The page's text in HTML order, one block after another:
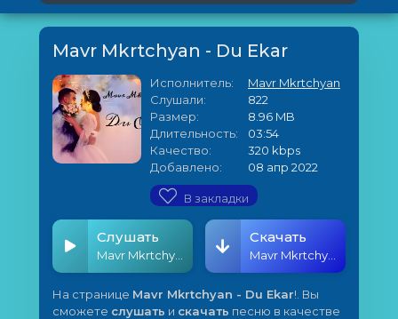
Mavr Mkrtchyan - Du Ekar
Исполнитель:
Mavr Mkrtchyan
Слушали:
822
Размер:
8.96 MB
Длительность:
03:54
Качество:
320 kbps
Добавлено:
08 апр 2022
В закладки
Слушать Скачать
Mavr Mkrtchyan - Du Ekar
На странице Mavr Mkrtchyan - Du Ekar!. Вы
сможете слушать и скачать песню в качестве